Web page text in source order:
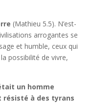
(Mathieu 5.5). N’est-
arrogantes se
et humble, ceux qui
possibilité de vivre,
un homme
résisté à des tyrans